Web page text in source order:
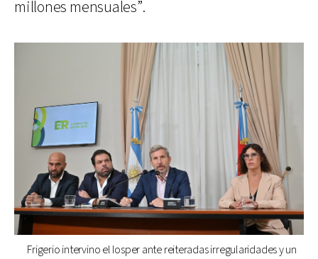
millones mensuales”.
Frigerio intervino el Iosper ante reiteradas irregularidades y un